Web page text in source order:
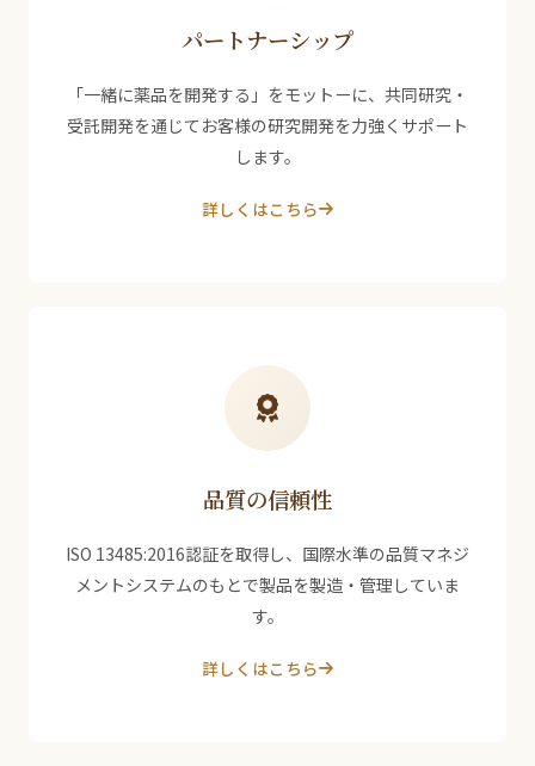
パートナーシップ
「一緒に薬品を開発する」をモットーに、共同研究・
受託開発を通じてお客様の研究開発を力強くサポート
します。
詳しくはこちら
品質の信頼性
ISO 13485:2016認証を取得し、国際水準の品質マネジ
メントシステムのもとで製品を製造・管理していま
す。
詳しくはこちら